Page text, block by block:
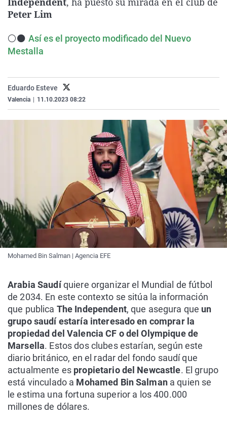
La rosa de los vientos
Como el perro y el
Caso
Equipo de
Extremadura
La Rioja
País Vasco
Virales
Elecciones
Peter Lim
⚪⚫ Así es el proyecto modificado del Nuevo
Mestalla
Eduardo Esteve
Valencia 11.10.2023 08:22
Mohamed Bin Salman | Agencia EFE
Arabia Saudíquiere organizar el Mundial de fútbol
de 2034. En este contexto se sitúa la información
que publica The Independent, que asegura que un
grupo saudí estaría interesado en comprar la
propiedad del Valencia CF o del Olympique de
Marsella. Estos dos clubes estarían, según este
diario británico, en el radar del fondo saudí que
actualmente es propietario del Newcastle. El grupo
está vinculado a Mohamed Bin Salman a quien se
le estima una fortuna superior a los 400.000
millones de dólares.